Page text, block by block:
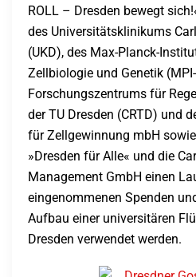
ROLL – Dresden bewegt
des Universitätsklinikums
(UKD), des Max-Planck-
Zellbiologie und Genetik
Forschungszentrums für
der TU Dresden (CRTD) und
für Zellgewinnung mbH
»Dresden für Alle« und die
Management GmbH einen
eingenommenen Spenden
Aufbau einer universitären
Dresden verwendet werden.